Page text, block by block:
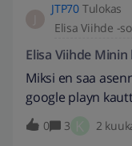
ihan oikeinpäin :-
rakeinen ja
Käytän tätä
toimia....Jää
huomenna
samaa
striimiä
JTP70 Tulokas
Elisa Viihde -
Elisa Viihde
Miksi en saa
google playn
muille laitteille.
näkyviin
0 3 2